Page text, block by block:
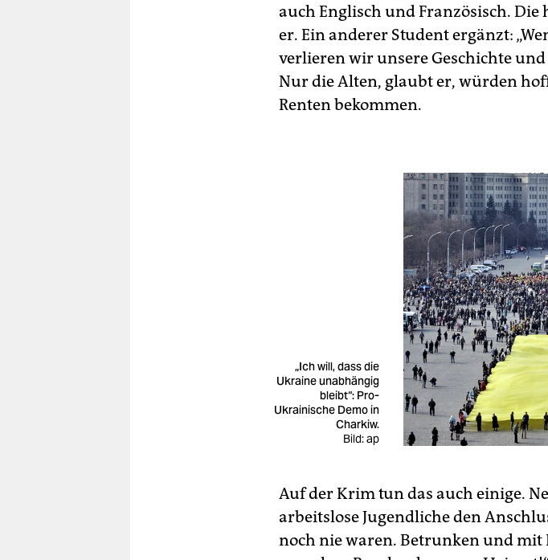
auch Englisch und Französisch. Die
er. Ein anderer Student ergänzt:
verlieren wir unsere Geschichte
Nur die Alten, glaubt er, würden
Renten bekommen.
„Ich will, dass die
Ukraine unabhängig
bleibt“: Pro-
Ukrainische Demo in
Charkiw.
Bild: ap
Auf der Krim tun das auch einige.
arbeitslose Jugendliche den
noch nie waren. Betrunken und